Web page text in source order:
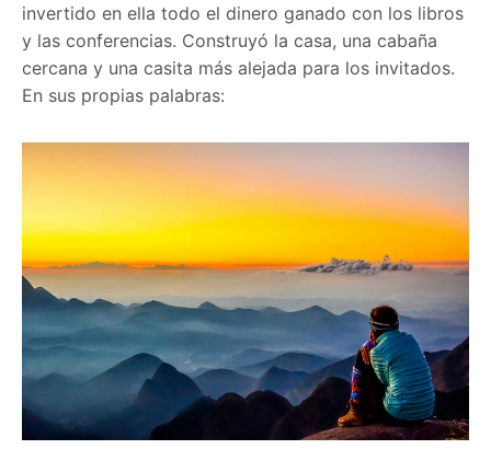
invertido en ella todo el dinero ganado con los libros
y las conferencias. Construyó la casa, una cabaña
cercana y una casita más alejada para los invitados.
En sus propias palabras: